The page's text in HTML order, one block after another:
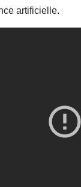
artificielle.